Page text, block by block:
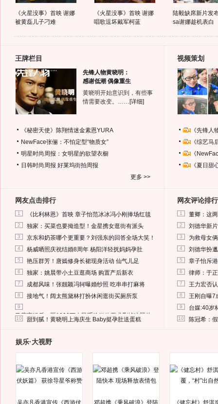
《火星没事》首映 谢娜
被黄磊儿子刁难
《火星没事》首映 谢娜
唱歌逗坏戴军柯蓝
陆毅缺席新片发
sa谢娜趁机表白
王牌栏目
先锋人物黄晓明：
感谢低潮 偶像重生
黄晓明开始意识到，有些事
情需要改变。…… [详细]
《秘密天使》陈翔情迷金素恩YURA
NewFace张俪：不怕定型“物质女”
明星时尚周报：女明星的欲望衣橱
日韩时尚周报 好莱坞街拍周报
更多 >>
视频策划
《先锋
《综艺
《
《夏日
网友点击排行
1 《比利林恩》首映 章子怡范冰冰冯小刚捧场红毯
2 独家：买菜也要拗造型！金星携女逛街有派头
3 京东和奶茶哪个更重要？刘强东的回答全场大笑！
4 杨威晒照庆祝结婚8周年 杨阳洋轻抚妈妈孕肚
5 艳压群芳！唐嫣修身长裙现身活动 仙气儿足
6 独家：姚晨带小土豆逛商场 购置产后新衣
7 成都风味！张靓颖冯轲曝婚纱照 吃串串打麻将
8 接地气！阔太熊黛林打扮休闲逛街买厕所泵
9
马蓉离婚后，砸1000万人民币给媒体要求删掉这照片
10 甜到腻！黄晓明上海庆生 Baby挺孕肚送蛋糕
网友评论排行
1 董卿：这
2 刘德华新
3 为救母女
4 刘德华扮
5 章子怡斥
6 律师：于
7 王力宏否
8 王刚自曝7
9 台媒:40岁
10 陈冠希：
娱乐·大视野
吴亦凡香港宣传《西游伏 邓超携《乘风破浪》登陆 《健忘村》舒淇